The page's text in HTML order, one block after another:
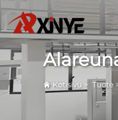
Kotisivu > Tuote